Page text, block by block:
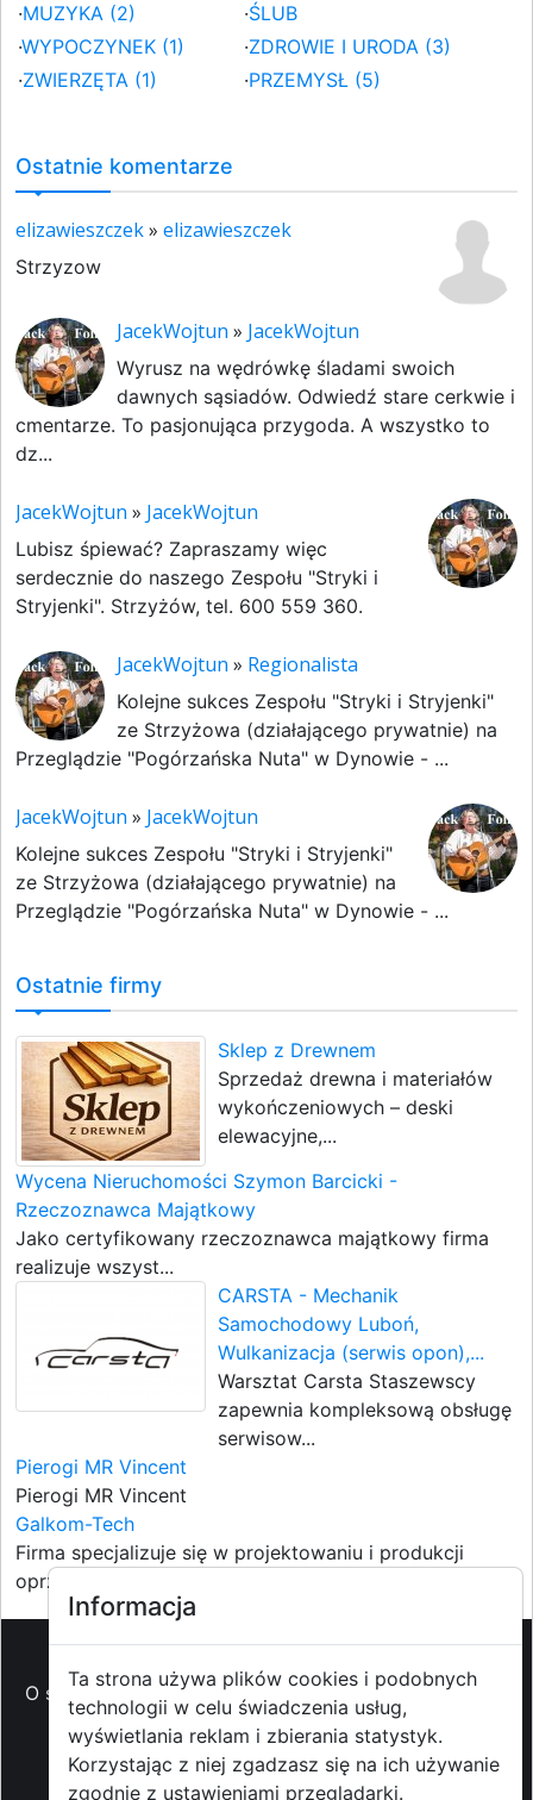
·MUZYKA (2) ·ŚLUB
·WYPOCZYNEK (1) ·ZDROWIE I URODA (3)
·ZWIERZĘTA (1) ·PRZEMYSŁ (5)
Ostatnie komentarze
elizawieszczek» elizawieszczek
Strzyzow
JacekWojtun » JacekWojtun
Wyrusz na wędrówkę śladami swoich
dawnych sąsiadów. Odwiedź stare cerkwie i
cmentarze. To pasjonująca przygoda. A wszystko to
dz...
JacekWojtun » JacekWojtun
Lubisz śpiewać? Zapraszamy więc
serdecznie do naszego Zespołu "Stryki i
Stryjenki". Strzyżów, tel. 600 559 360.
JacekWojtun » Regionalista
Kolejne sukces Zespołu "Stryki i Stryjenki"
ze Strzyżowa (działającego prywatnie) na
Przeglądzie "Pogórzańska Nuta" w Dynowie - ...
JacekWojtun » JacekWojtun
Kolejne sukces Zespołu "Stryki i Stryjenki"
ze Strzyżowa (działającego prywatnie) na
Przeglądzie "Pogórzańska Nuta" w Dynowie - ...
Ostatnie firmy
Sklep z Drewnem
Sprzedaż drewna i materiałów
wykończeniowych – deski
elewacyjne,...
Wycena Nieruchomości Szymon Barcicki -
Rzeczoznawca Majątkowy
Jako certyfikowany rzeczoznawca majątkowy firma
realizuje wszyst...
CARSTA - Mechanik
Samochodowy Luboń,
Wulkanizacja (serwis opon),...
Warsztat Carsta Staszewscy
zapewnia kompleksową obsługę
serwisow...
Pierogi MR Vincent
Pierogi MR Vincent
Galkom-Tech
Firma specjalizuje się w projektowaniu i produkcji
oprzyrządowan...
O strzyzowiak.pl-Reklama-Pomoc (FAQ)-Patronat
medialny - Prawa autorskie- Redakcja i
kontakt -Współpraca z mediami
Informacja
Ta strona używa plików cookies i podobnych
technologii w celu świadczenia usług,
wyświetlania reklam i zbierania statystyk.
Korzystając z niej zgadzasz się na ich używanie
zgodnie z ustawieniami przeglądarki.